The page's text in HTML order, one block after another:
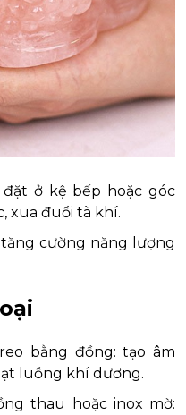
ở kệ bếp hoặc góc
xua đuổi tà khí.
cường năng lượng
bằng đồng: tạo âm
luồng khí dương.
thau hoặc inox mờ: